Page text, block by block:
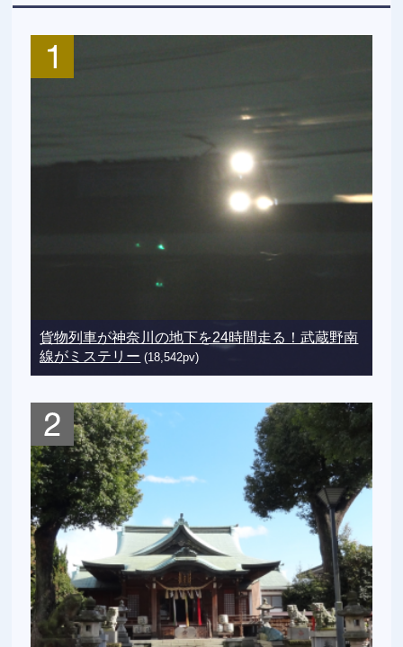
貨物列車が神奈川の地下を24時間走る！武蔵野南
線がミステリー (18,542pv)